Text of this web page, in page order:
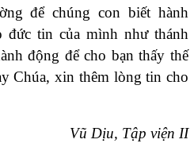
để chúng con biết hành
đức tin của mình như thánh
động để cho bạn thấy thế
Chúa, xin thêm lòng tin cho
Vũ Dịu, Tập viện II